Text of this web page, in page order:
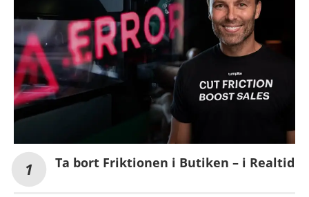
Ta bort Friktionen i Butiken – i Realtid